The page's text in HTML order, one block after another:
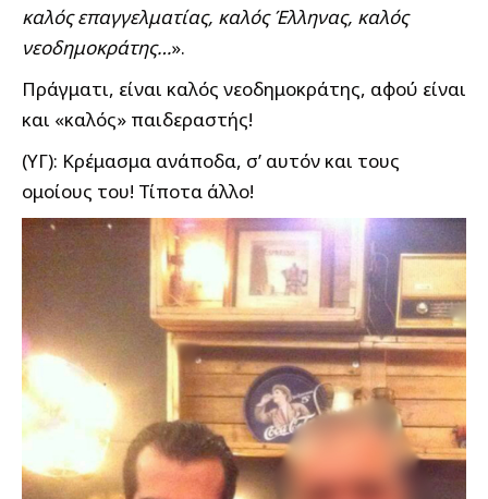
καλός επαγγελματίας, καλός Έλληνας, καλός
νεοδημοκράτης…».
Πράγματι, είναι καλός νεοδημοκράτης, αφού είναι
και «καλός» παιδεραστής!
(ΥΓ): Κρέμασμα ανάποδα, σ’ αυτόν και τους
ομοίους του! Τίποτα άλλο!